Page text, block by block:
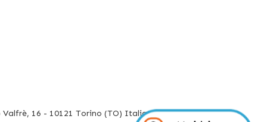
16 - 10121 Torino (TO) Italia